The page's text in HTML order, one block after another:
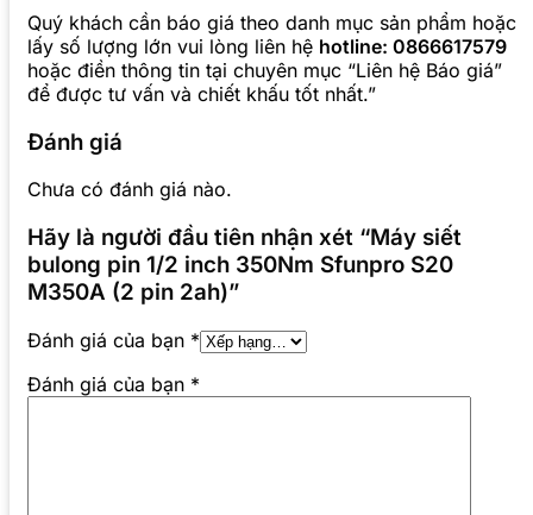
Quý khách cần báo giá theo danh mục sản phẩm hoặc
lấy số lượng lớn vui lòng liên hệ hotline: 0866617579
hoặc điền thông tin tại chuyên mục “Liên hệ Báo giá”
để được tư vấn và chiết khấu tốt nhất.”
Đánh giá
Chưa có đánh giá nào.
Hãy là người đầu tiên nhận xét “Máy siết
bulong pin 1/2 inch 350Nm Sfunpro S20
M350A (2 pin 2ah)”
Đánh giá của bạn *
Đánh giá của bạn *